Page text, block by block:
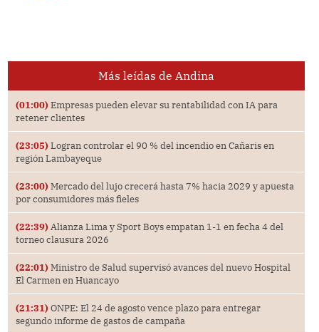
Más leídas de Andina
(01:00) Empresas pueden elevar su rentabilidad con IA para
retener clientes
(23:05) Logran controlar el 90 % del incendio en Cañaris en
región Lambayeque
(23:00) Mercado del lujo crecerá hasta 7% hacia 2029 y apuesta
por consumidores más fieles
(22:39) Alianza Lima y Sport Boys empatan 1-1 en fecha 4 del
torneo clausura 2026
(22:01) Ministro de Salud supervisó avances del nuevo Hospital
El Carmen en Huancayo
(21:31) ONPE: El 24 de agosto vence plazo para entregar
segundo informe de gastos de campaña